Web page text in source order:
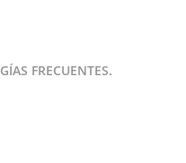
FRECUENTES.